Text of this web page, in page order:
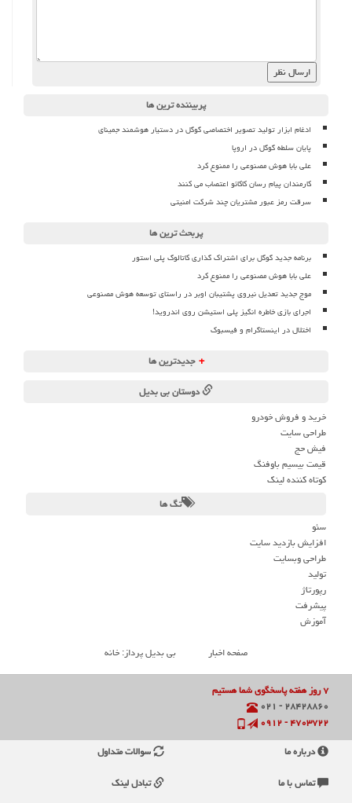
پربیننده ترین ها
ادغام ابزار تولید تصویر اختصاصی گوگل در دستیار هوشمند جمینای
پایان سلطه گوگل در اروپا
علی بابا هوش مصنوعی را ممنوع کرد
کارمندان پیام رسان کاکائو اعتصاب می کنند
سرقت رمز عبور مشتریان چند شرکت امنیتی
پربحث ترین ها
برنامه جدید گوگل برای اشتراک گذاری کاتالوگ پلی استور
علی بابا هوش مصنوعی را ممنوع کرد
موج جدید تعدیل نیروی پشتیبان اوبر در راستای توسعه هوش مصنوعی
اجرای بازی خاطره انگیز پلی استیشن روی اندروید!
اختلال در اینستاگرام و فیسبوک
+ جدیدترین ها
دوستان بی بدیل
خرید و فروش خودرو
طراحی سایت
فیش حج
قیمت بیسیم باوفنگ
کوتاه کننده لینک
تگ ها
سئو
افزایش بازدید سایت
طراحی وبسایت
تولید
رپورتاژ
پیشرفت
آموزش
صفحه اخبار
بی بدیل پرداز: خانه
۷ روز هفته پاسخگوی شما هستیم
۲۸۴۲۸۸۶۰ - ۰۲۱
۴۷۰۳۷۲۲ - ۰۹۱۲
درباره ما
تماس با ما
سوالات متداول
تبادل لینک